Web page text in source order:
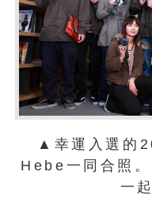
▲幸運入選的
Hebe一同合照
一